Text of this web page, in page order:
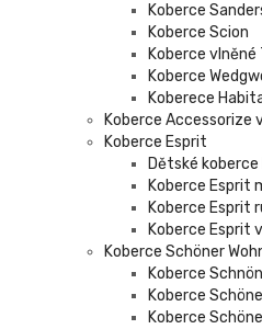
Koberce
Koberce Scion
Koberce vlněné
Koberce
Koberece
Koberce Accessorize
Koberce Esprit
Dětské
Koberce Esprit
Koberce Esprit
Koberce Esprit
Koberce Schöner
Koberce
Koberce
Koberce